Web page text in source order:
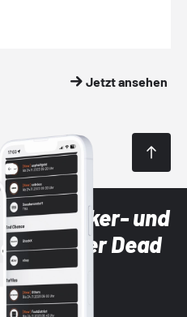
Jetzt ansehen
Sneaker- und
mit der Dead